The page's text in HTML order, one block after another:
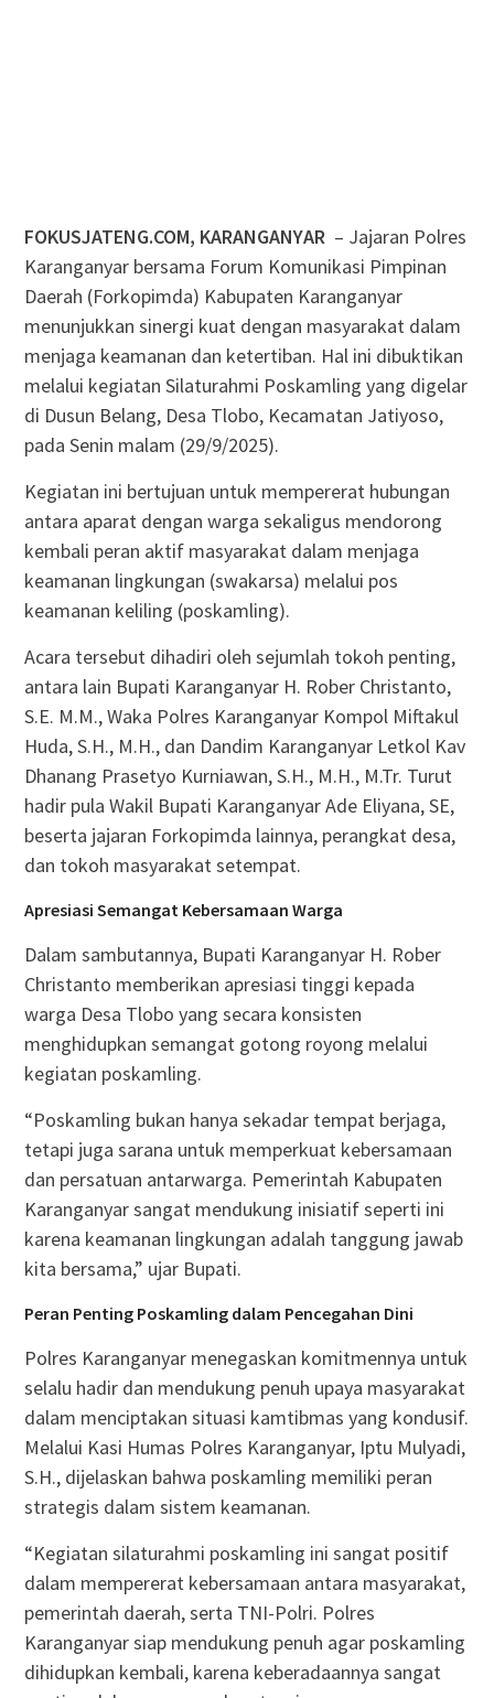
FOKUSJATENG.COM, KARANGANYAR – Jajaran Polres
Karanganyar bersama Forum Komunikasi Pimpinan
Daerah (Forkopimda) Kabupaten Karanganyar
menunjukkan sinergi kuat dengan masyarakat dalam
menjaga keamanan dan ketertiban. Hal ini dibuktikan
melalui kegiatan Silaturahmi Poskamling yang digelar
di Dusun Belang, Desa Tlobo, Kecamatan Jatiyoso,
pada Senin malam (29/9/2025).
Kegiatan ini bertujuan untuk mempererat hubungan
antara aparat dengan warga sekaligus mendorong
kembali peran aktif masyarakat dalam menjaga
keamanan lingkungan (swakarsa) melalui pos
keamanan keliling (poskamling).
Acara tersebut dihadiri oleh sejumlah tokoh penting,
antara lain Bupati Karanganyar H. Rober Christanto,
S.E. M.M., Waka Polres Karanganyar Kompol Miftakul
Huda, S.H., M.H., dan Dandim Karanganyar Letkol Kav
Dhanang Prasetyo Kurniawan, S.H., M.H., M.Tr. Turut
hadir pula Wakil Bupati Karanganyar Ade Eliyana, SE,
beserta jajaran Forkopimda lainnya, perangkat desa,
dan tokoh masyarakat setempat.
Apresiasi Semangat Kebersamaan Warga
Dalam sambutannya, Bupati Karanganyar H. Rober
Christanto memberikan apresiasi tinggi kepada
warga Desa Tlobo yang secara konsisten
menghidupkan semangat gotong royong melalui
kegiatan poskamling.
“Poskamling bukan hanya sekadar tempat berjaga,
tetapi juga sarana untuk memperkuat kebersamaan
dan persatuan antarwarga. Pemerintah Kabupaten
Karanganyar sangat mendukung inisiatif seperti ini
karena keamanan lingkungan adalah tanggung jawab
kita bersama,” ujar Bupati.
Peran Penting Poskamling dalam Pencegahan Dini
Polres Karanganyar menegaskan komitmennya untuk
selalu hadir dan mendukung penuh upaya masyarakat
dalam menciptakan situasi kamtibmas yang kondusif.
Melalui Kasi Humas Polres Karanganyar, Iptu Mulyadi,
S.H., dijelaskan bahwa poskamling memiliki peran
strategis dalam sistem keamanan.
“Kegiatan silaturahmi poskamling ini sangat positif
dalam mempererat kebersamaan antara masyarakat,
pemerintah daerah, serta TNI-Polri. Polres
Karanganyar siap mendukung penuh agar poskamling
dihidupkan kembali, karena keberadaannya sangat